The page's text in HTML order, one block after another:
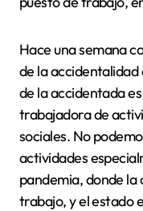
Hace una semana
de la
de la accidentada
trabajadora de
sociales. No
actividades
pandemia, donde la
trabajo, y el estado